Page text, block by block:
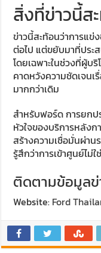
สิ่งที่ข่าวนี้ส
ข่าวนี้สะท้อนว่าการแข่
ต่อไป แต่ขยับมาที่ประ
โดยเฉพาะในช่วงที่ผู้บ
คาดหวังความชัดเจนเ
มากกว่าเดิม
สำหรับฟอร์ด การยกป
หัวใจของบริการหลัง
สร้างความเชื่อมั่นผ่าน
รู้สึกว่าการเข้าศูนย์ไม่
ติดตามข้อมูลข่
Website: Ford